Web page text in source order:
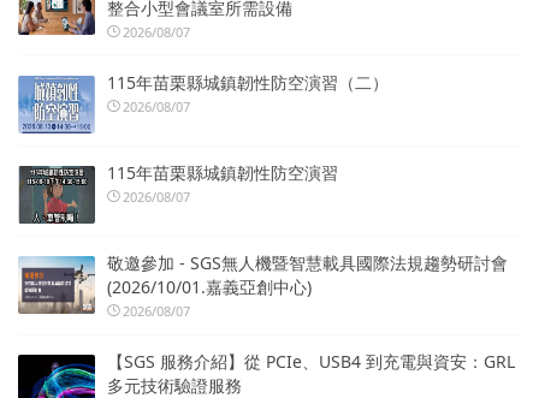
整合小型會議室所需設備
2026/08/07
115年苗栗縣城鎮韌性防空演習（二）
2026/08/07
115年苗栗縣城鎮韌性防空演習
2026/08/07
敬邀參加 - SGS無人機暨智慧載具國際法規趨勢研討會
(2026/10/01.嘉義亞創中心)
2026/08/07
【SGS 服務介紹】從 PCIe、USB4 到充電與資安：GRL
多元技術驗證服務